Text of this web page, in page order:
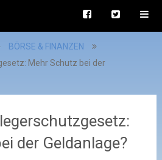
BÖRSE & FINANZEN
Mehr Schutz bei der
der Geldanlage?